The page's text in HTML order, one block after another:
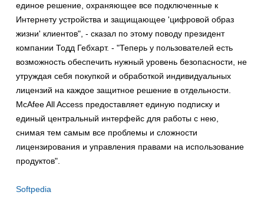
единое решение, охраняющее все подключенные к
Интернету устройства и защищающее 'цифровой образ
жизни' клиентов", - сказал по этому поводу президент
компании Тодд Гебхарт. - "Теперь у пользователей есть
возможность обеспечить нужный уровень безопасности, не
утруждая себя покупкой и обработкой индивидуальных
лицензий на каждое защитное решение в отдельности.
McAfee All Access предоставляет единую подписку и
единый центральный интерфейс для работы с нею,
снимая тем самым все проблемы и сложности
лицензирования и управления правами на использование
продуктов".
Softpedia